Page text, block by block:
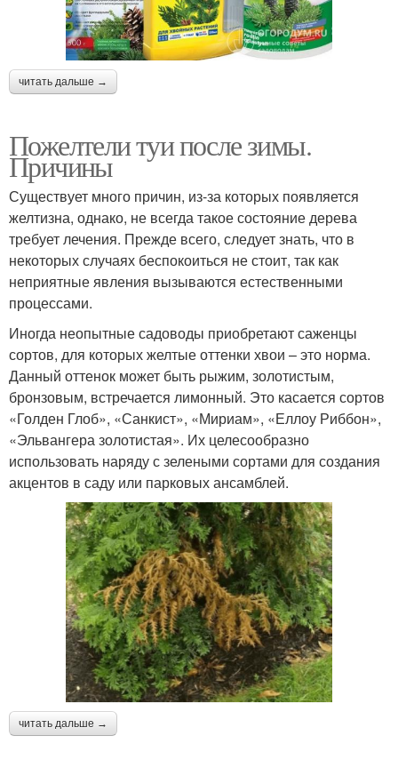
читать дальше →
Пожелтели туи после зимы.
Причины
Существует много причин, из-за которых появляется
желтизна, однако, не всегда такое состояние дерева
требует лечения. Прежде всего, следует знать, что в
некоторых случаях беспокоиться не стоит, так как
неприятные явления вызываются естественными
процессами.
Иногда неопытные садоводы приобретают саженцы
сортов, для которых желтые оттенки хвои – это норма.
Данный оттенок может быть рыжим, золотистым,
бронзовым, встречается лимонный. Это касается сортов
«Голден Глоб», «Санкист», «Мириам», «Еллоу Риббон»,
«Эльвангера золотистая». Их целесообразно
использовать наряду с зелеными сортами для создания
акцентов в саду или парковых ансамблей.
читать дальше →